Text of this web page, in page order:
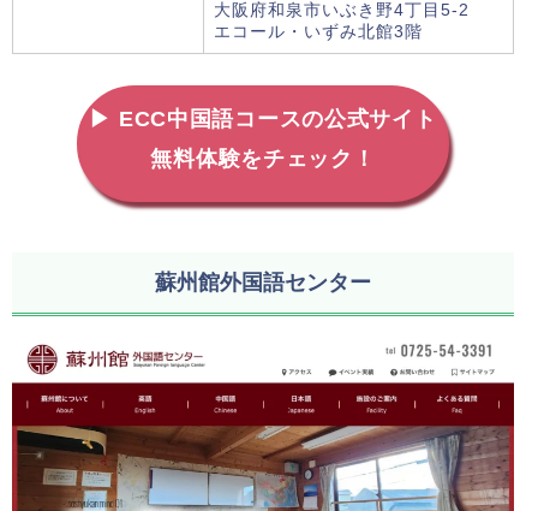
大阪府和泉市いぶき野4丁目5-2
エコール・いずみ北館3階
▶ ECC中国語コースの公式サイト
無料体験をチェック！
蘇州館外国語センター